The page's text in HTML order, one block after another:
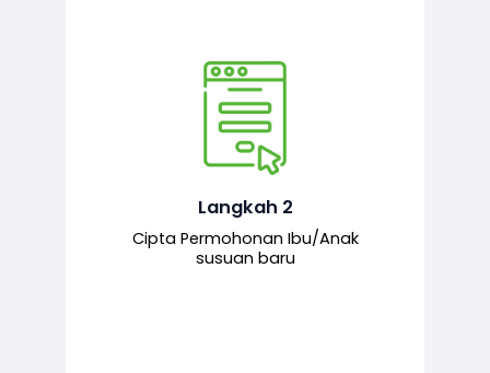
Langkah 2
Cipta Permohonan Ibu/Anak
susuan baru
Pemohon mengisi borang
permohonan bagi pendaftaran
baharu melalui sistem.